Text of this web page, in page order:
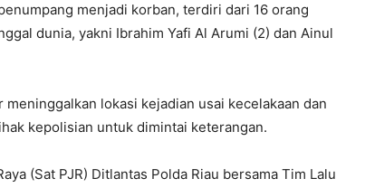
menjadi korban, terdiri dari 16 orang
dunia, yakni Ibrahim Yafi Al Arumi (2) dan Ainul
lokasi kejadian usai kecelakaan dan
kepolisian untuk dimintai keterangan.
(Sat PJR) Ditlantas Polda Riau bersama Tim Lalu